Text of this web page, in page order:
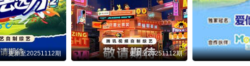
更新至20251112期 更新至20251112期